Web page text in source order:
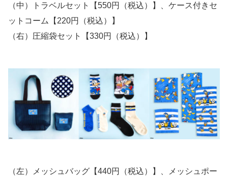
（中）トラベルセット【550円（税込）】、ケース付きセ
ットコーム【220円（税込）】
（右）圧縮袋セット【330円（税込）】
（左）メッシュバッグ【440円（税込）】、メッシュポー